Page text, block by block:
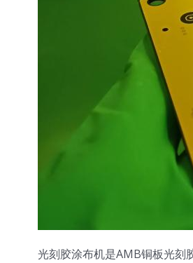
光刻胶涂布机是AMB铜板光刻